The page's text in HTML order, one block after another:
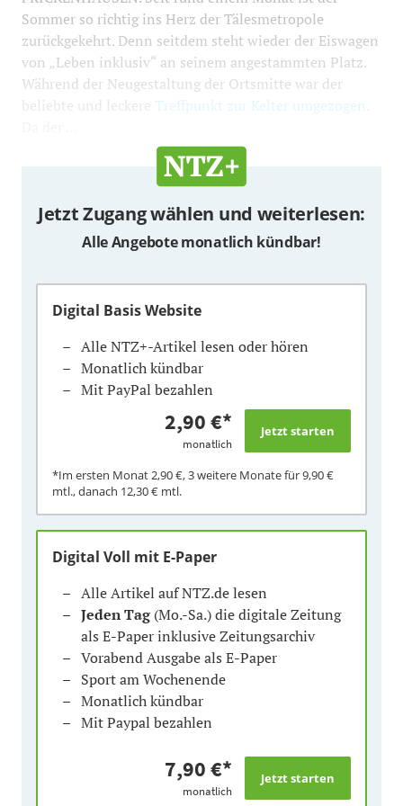
Sommer so richtig ins Herz der Tälesmetropole
zurückgekehrt. Denn seitdem steht wieder der Eiswagen
von „Leben inklusiv“ an seinem angestammten Platz.
Während der Neugestaltung der Ortsmitte war der
beliebte und leckere Treffpunkt zur Kelter umgezogen
Jetzt Zugang wählen und weiterlesen:
Alle Angebote monatlich kündbar!
Digital Basis Website
Alle NTZ+-Artikel lesen oder hören
Monatlich kündbar
Mit PayPal bezahlen
2,90 €*
monatlich
*Im ersten Monat2,90 €, 3 weitere Monate für9,90 €
mtl., danach 12,30 € mtl.
Digital Voll mit E-Paper
Alle Artikel auf NTZ.de lesen
Jeden Tag(Mo.-Sa.) die digitale Zeitung
als E-Paper inklusive Zeitungsarchiv
Vorabend Ausgabe als E-Paper
Sport am Wochenende
Monatlich kündbar
Mit Paypal bezahlen
7,90 €*
monatlich